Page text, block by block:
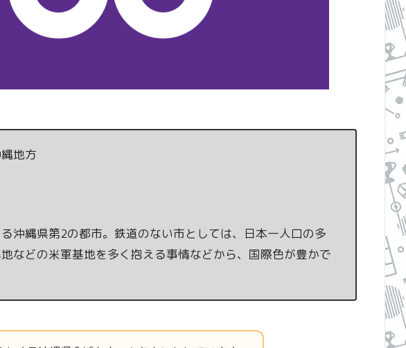
地方
沖縄県第2の都市。鉄道のない市としては、日本一人口の多
などの米軍基地を多く抱える事情などから、国際色が豊かで